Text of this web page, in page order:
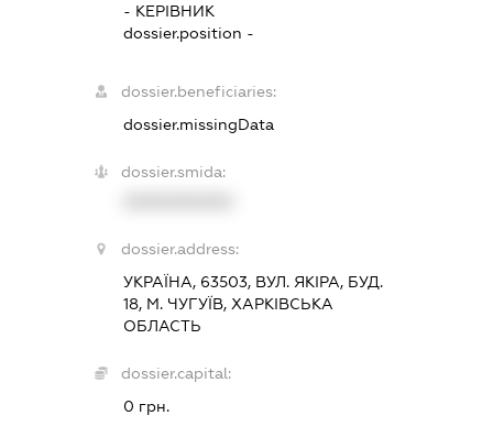
- КЕРІВНИК
dossier.position -
dossier.beneficiaries:
dossier.missingData
dossier.smida:
dossier.address:
УКРАЇНА, 63503, ВУЛ. ЯКІРА, БУД.
18, М. ЧУГУЇВ, ХАРКІВСЬКА
ОБЛАСТЬ
dossier.capital:
0 грн.